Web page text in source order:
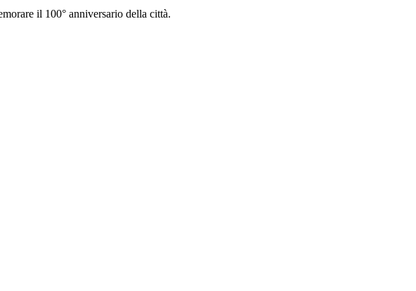
il 100° anniversario della città.